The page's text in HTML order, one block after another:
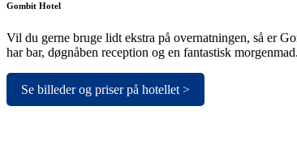
Gombit Hotel
Vil du gerne bruge lidt ekstra på overnatningen, så er
har bar, døgnåben reception og en fantastisk morgenmad.
Se billeder og priser på hotellet >